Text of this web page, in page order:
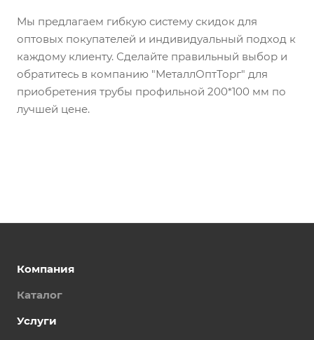
Мы предлагаем гибкую систему скидок для
оптовых покупателей и индивидуальный подход к
каждому клиенту. Сделайте правильный выбор и
обратитесь в компанию "МеталлОптТорг" для
приобретения трубы профильной 200*100 мм по
лучшей цене.
Компания
Каталог
Услуги